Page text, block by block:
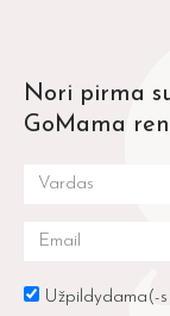
Nori pirma
GoMama
Užpildydama(-